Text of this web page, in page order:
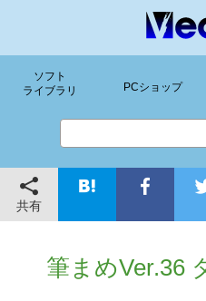
ソフト
ライブラリ
PCショップ
共有
筆まめVer.36